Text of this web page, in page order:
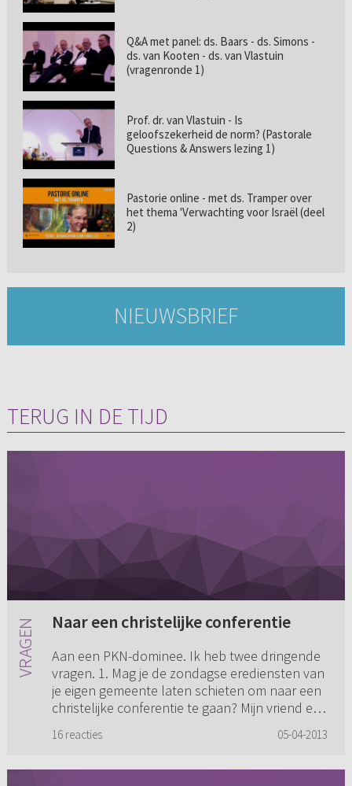
Q&A met panel: ds. Baars - ds. Simons -
ds. van Kooten - ds. van Vlastuin
(vragenronde 1)
Prof. dr. van Vlastuin - Is
geloofszekerheid de norm? (Pastorale
Questions & Answers lezing 1)
Pastorie online - met ds. Tramper over
het thema 'Verwachting voor Israël (deel
2)
NIEUWSBRIEF
TERUG IN DE TIJD
Naar een christelijke conferentie
Aan een PKN-dominee. Ik heb twee dringende
vragen. 1. Mag je de zondagse erediensten van
je eigen gemeente laten schieten om naar een
christelijke conferentie te gaan? Mijn vriend en
16 reacties 05-04-2013